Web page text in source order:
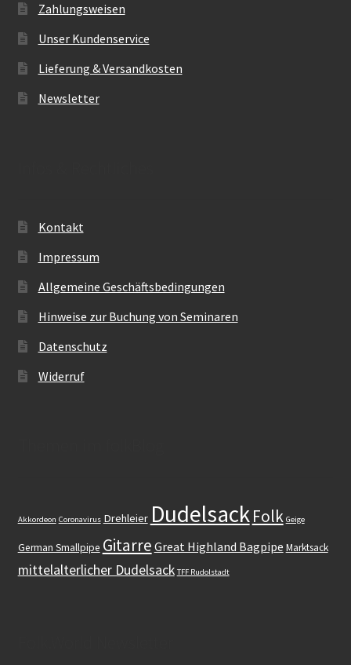
Zahlungsweisen
Unser Kundenservice
Lieferung & Versandkosten
Newsletter
Kontakt
Impressum
Allgemeine Geschäftsbedingungen
Hinweise zur Buchung von Seminaren
Datenschutz
Widerruf
Akkordeon Coronavirus Drehleier DudelsackFolk Geige
German Smallpipe Gitarre Great Highland Bagpipe Marktsack
mittelalterlicher Dudelsack TFF Rudolstadt